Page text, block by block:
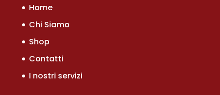
Home
Chi Siamo
Shop
Contatti
I nostri servizi